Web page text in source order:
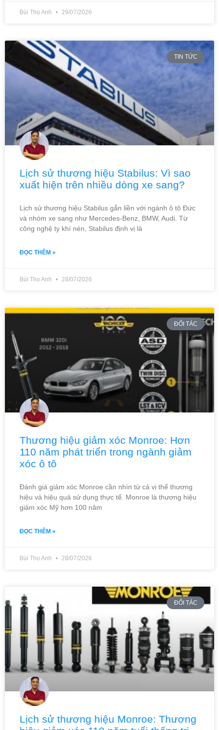
Bùi Thọ Anh 29/07/2026
TIN TỨC
Lịch sử thương hiệu Stabilus: Vì sao
xuất hiện trên nhiều dòng xe sang?
Lịch sử thương hiệu Stabilus gắn liền với ngành ô tô Đức
và nhóm xe sang như Mercedes-Benz, BMW, Audi. Từ
công nghệ ty khí nén, Stabilus định vị là
ĐỌC THÊM »
Bùi Thọ Anh 28/07/2026
ĐỐI TÁC
Thương hiệu giảm xóc Monroe: Hơn
110 năm phát triển trong ngành giảm
xóc ô tô
Đánh giá giảm xóc Monroe cần nhìn từ cả vị thế thương
hiệu và hiệu quả sử dụng thực tế. Monroe là thương hiệu
giảm xóc Mỹ hơn 100 năm
ĐỌC THÊM »
Bùi Thọ Anh 28/07/2026
ĐỐI TÁC
Lịch sử thương hiệu Monroe: Thương